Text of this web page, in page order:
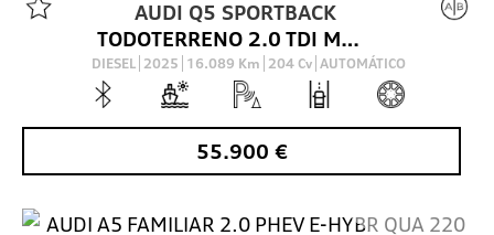
AUDI Q5 SPORTBACK
TODOTERRENO 2.0 TDI MHEV BLACK LINE S TRONIC QUATTRO 204 5P
DIESEL 2025 16.089 Km 204 Cv AUTOMÁTICO
55.900 €